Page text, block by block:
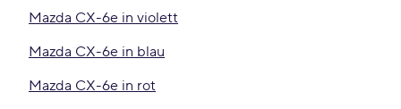
Mazda CX-6e in violett
Mazda CX-6e in blau
Mazda CX-6e in rot